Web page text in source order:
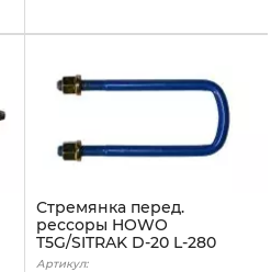
Стремянка перед.
рессоры HOWO
T5G/SITRAK D-20 L-280
Артикул: